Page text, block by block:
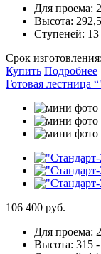
Для проема:
Высота:
Ступеней: 13
Срок изготовления:
Купить Подробнее
Готовая лестница
106 400 руб.
Для проема:
Высота: 315